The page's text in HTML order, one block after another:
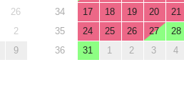
26
2
9
34
17 18 19 20 21
35
24 25 26 27 28
36
31 1 2 3 4